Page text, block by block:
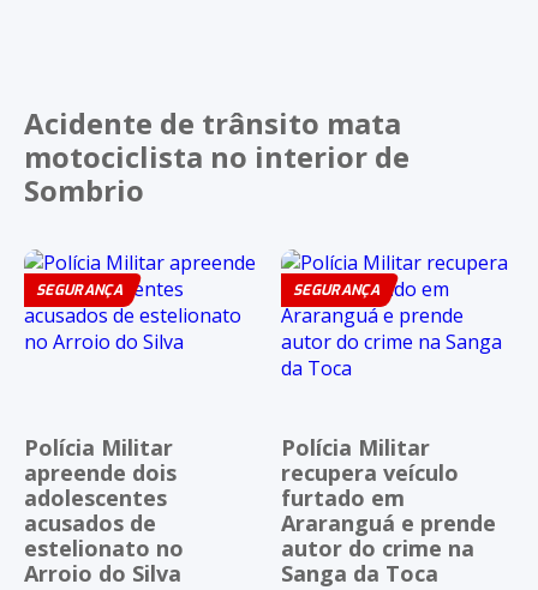
Acidente de trânsito mata
motociclista no interior de
Sombrio
SEGURANÇA
Polícia Militar
apreende dois
adolescentes
acusados de
estelionato no
Arroio do Silva
SEGURANÇA
Polícia Militar
recupera veículo
furtado em
Araranguá e prende
autor do crime na
Sanga da Toca